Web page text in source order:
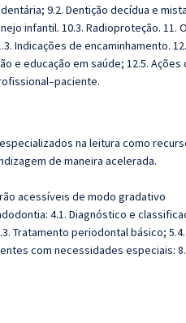
9.2. Dentição decídua e
infantil. 10.3. Radioproteção. 11.
Indicações de encaminhamento.
e educação em saúde; 12.5.
na leitura como
de maneira acelerada.
acessíveis de modo gradativo
4.1. Diagnóstico e
Tratamento periodontal básico;
com necessidades especiais: